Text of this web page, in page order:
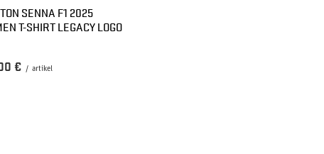
SENNA F1 2025
T-SHIRT LEGACY LOGO
€ / artikel